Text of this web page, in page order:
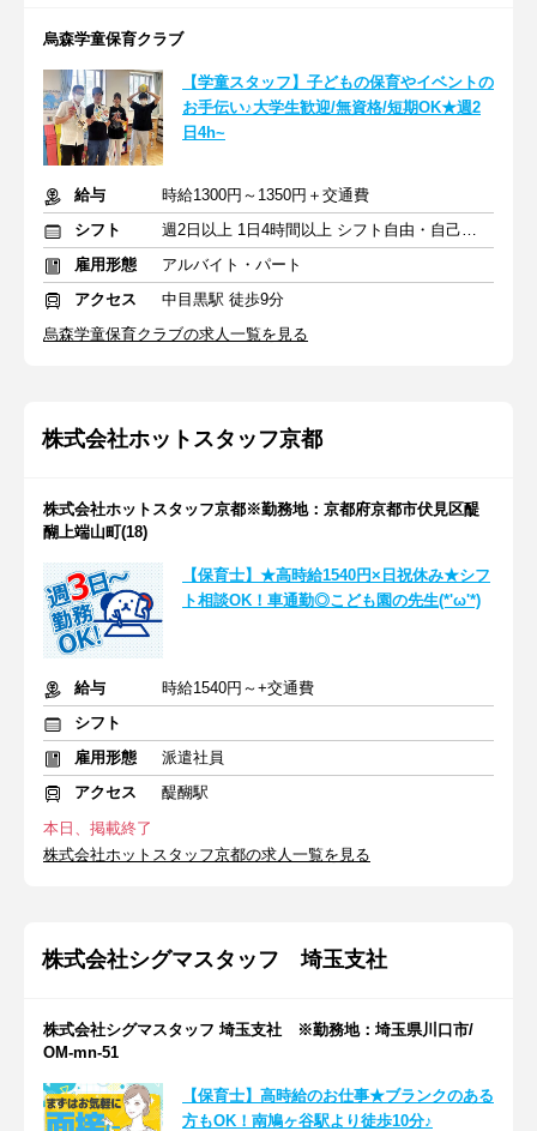
烏森学童保育クラブ
【学童スタッフ】子どもの保育やイベントの
お手伝い♪大学生歓迎/無資格/短期OK★週2
日4h~
給与
時給1300円～1350円＋交通費
シフト
週2日以上 1日4時間以上 シフト自由・自己申告
雇用形態
アルバイト・パート
アクセス
中目黒駅 徒歩9分
烏森学童保育クラブの求人一覧を見る
株式会社ホットスタッフ京都
株式会社ホットスタッフ京都※勤務地：京都府京都市伏見区醍
醐上端山町(18)
【保育士】★高時給1540円×日祝休み★シフ
ト相談OK！車通勤◎こども園の先生(*'ω'*)
給与
時給1540円～+交通費
シフト
雇用形態
派遣社員
アクセス
醍醐駅
本日、掲載終了
株式会社ホットスタッフ京都の求人一覧を見る
株式会社シグマスタッフ 埼玉支社
株式会社シグマスタッフ 埼玉支社 ※勤務地：埼玉県川口市/
OM-mn-51
【保育士】高時給のお仕事★ブランクのある
方もOK！南鳩ヶ谷駅より徒歩10分♪